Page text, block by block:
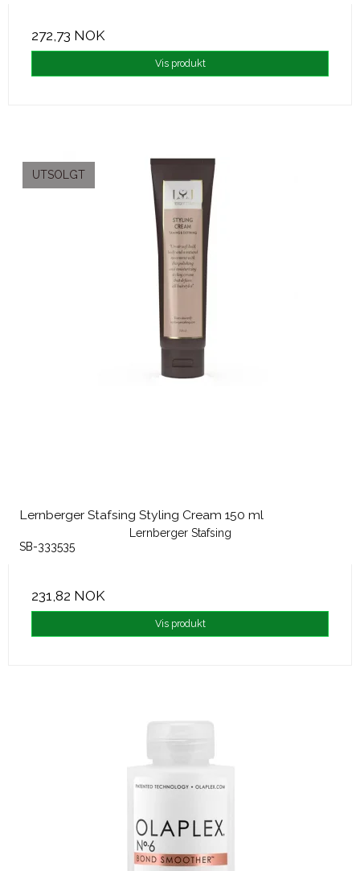
272,73 NOK
Vis produkt
UTSOLGT
Lernberger Stafsing Styling Cream 150 ml
Lernberger Stafsing
SB-333535
231,82 NOK
Vis produkt